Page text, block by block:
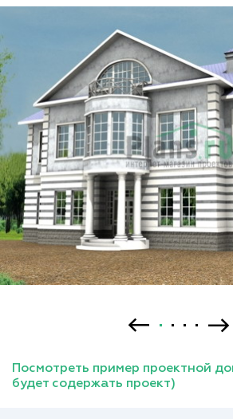
Посмотреть пример проектной
будет содержать проект)